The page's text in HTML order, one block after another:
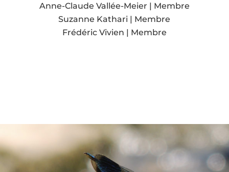
Anne-Claude Vallée-Meier | Membre
Suzanne Kathari | Membre
Frédéric Vivien | Membre